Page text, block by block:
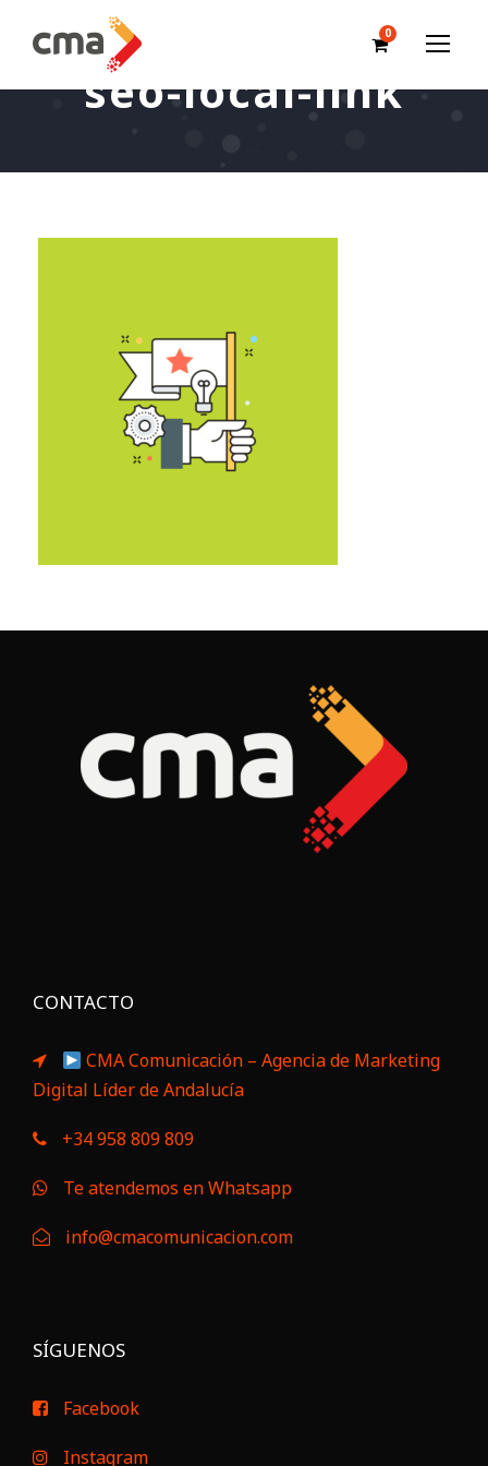
0
seo-local-link
CONTACTO
CMA Comunicación – Agencia de Marketing
Digital Líder de Andalucía
+34 958 809 809
Te atendemos en Whatsapp
info@cmacomunicacion.com
SÍGUENOS
Facebook
Instagram